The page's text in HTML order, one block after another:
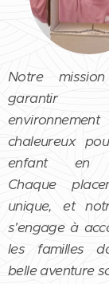
Notre
chaleureux
enfant en
Chaque
unique, et
s'engage à
les familles
belle aventure